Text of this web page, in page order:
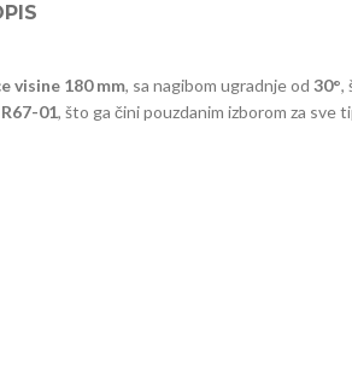
visine 180 mm, sa nagibom ugradnje od 30°,
R67-01, što ga čini pouzdanim izborom za sve